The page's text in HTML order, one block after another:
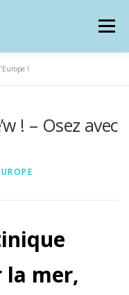
Menu
ZOOM EUROPE
!
! – Osez avec
la mer,